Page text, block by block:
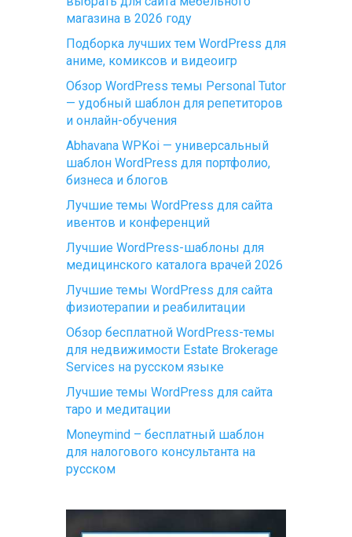
магазина в 2026 году
Подборка лучших тем WordPress для
аниме, комиксов и видеоигр
Обзор WordPress темы Personal Tutor
— удобный шаблон для репетиторов
и онлайн-обучения
Abhavana WPKoi — универсальный
шаблон WordPress для портфолио,
бизнеса и блогов
Лучшие темы WordPress для сайта
ивентов и конференций
Лучшие WordPress-шаблоны для
медицинского каталога врачей 2026
Лучшие темы WordPress для сайта
физиотерапии и реабилитации
Обзор бесплатной WordPress-темы
для недвижимости Estate Brokerage
Services на русском языке
Лучшие темы WordPress для сайта
таро и медитации
Moneymind – бесплатный шаблон
для налогового консультанта на
русском